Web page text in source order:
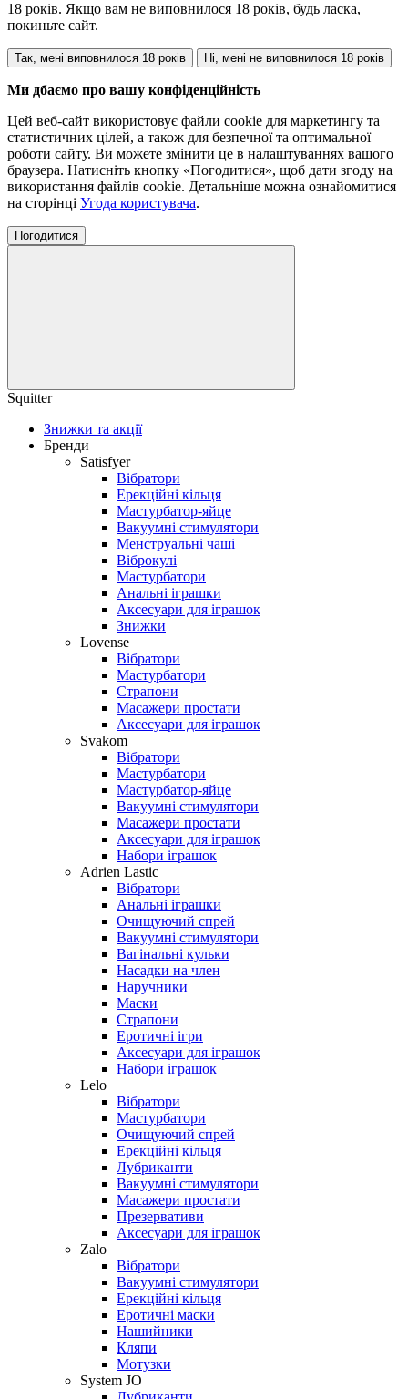
18 років. Якщо вам не виповнилося 18 років, будь ласка,
покиньте сайт.
Так, мені виповнилося 18 років Ні, мені не виповнилося 18 років
Ми дбаємо про вашу конфіденційність
Цей веб-сайт використовує файли cookie для маркетингу та
статистичних цілей, а також для безпечної та оптимальної
роботи сайту. Ви можете змінити це в налаштуваннях вашого
браузера. Натисніть кнопку «Погодитися», щоб дати згоду на
використання файлів cookie. Детальніше можна ознайомитися
на сторінці Угода користувача.
Погодитися
Squitter
Знижки та акції
Бренди
Satisfyer
Вібратори
Ерекційні кільця
Мастурбатор-яйце
Вакуумні стимулятори
Менструальні чаші
Віброкулі
Мастурбатори
Анальні іграшки
Аксесуари для іграшок
Знижки
Lovense
Вібратори
Мастурбатори
Страпони
Масажери простати
Аксесуари для іграшок
Svakom
Вібратори
Мастурбатори
Мастурбатор-яйце
Вакуумні стимулятори
Масажери простати
Аксесуари для іграшок
Набори іграшок
Adrien Lastic
Вібратори
Анальні іграшки
Очищуючий спрей
Вакуумні стимулятори
Вагінальні кульки
Насадки на член
Наручники
Маски
Страпони
Еротичні ігри
Аксесуари для іграшок
Набори іграшок
Lelo
Вібратори
Мастурбатори
Очищуючий спрей
Ерекційні кільця
Лубриканти
Вакуумні стимулятори
Масажери простати
Презервативи
Аксесуари для іграшок
Zalo
Вібратори
Вакуумні стимулятори
Ерекційні кільця
Еротичні маски
Нашийники
Кляпи
Мотузки
System JO